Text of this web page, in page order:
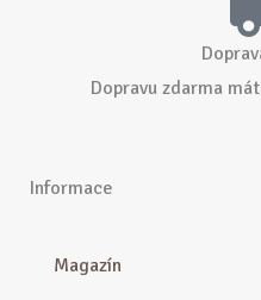
Dopravu zdarma
Informace
Magazín